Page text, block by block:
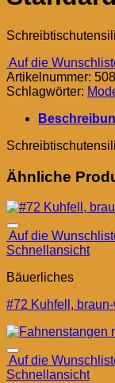
Auf die
Artikelnummer:
Schlagwörter:
Ähnliche
Auf die
Schnellansicht
Bäuerliches
#72 Kuhfell,
Auf die
Schnellansicht